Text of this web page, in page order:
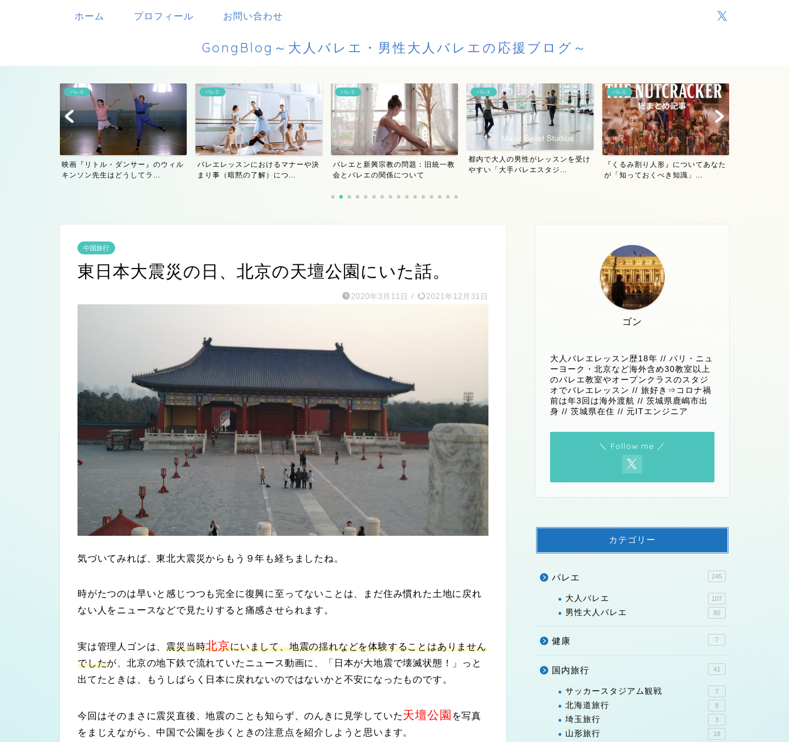
ホーム プロフィール お問い合わせ
GongBlog～大人バレエ・男性大人バレエの応援ブログ～
バレエ
バレエレッスンにおけるマナーや決
まり事（暗黙の了解）につ...
バレエ
バレエと新興宗教の問題：旧統一教
会とバレエの関係について
バレエ
都内で大人の男性がレッスンを受け
やすい「大手バレエスタジ...
バレエ
『くるみ割り人形』についてあなた
が「知っておくべき知識」...
バレエ
「アラビアの踊り」最後のタンバリ
ンの一音：『くるみ割り人...
中国旅行
東日本大震災の日、北京の天壇公園にいた話。
2020年3月11日 / 2021年12月31日
気づいてみれば、東北大震災からもう ９年 も経ちましたね。
時がたつのは早いと感じつつも完全に復興に至ってないことは、まだ住み慣れた土地に戻れ
ない人をニュースなどで見たりすると痛感させられます。
実は管理人ゴンは、震災当時北京にいまして、地震の揺れなどを体験することはありません
でしたが、北京の地下鉄で流れていたニュース動画に、「日本が大地震で壊滅状態！」っと
出てたときは、もうしばらく日本に戻れないのではないかと不安になったものです。
今回はそのまさに震災直後、地震のことも知らず、のんきに見学していた天壇公園 を写真
をまじえながら、中国で公園を歩くときの注意点を紹介しようと思います。
ゴン
大人バレエレッスン歴18年 // パリ・ニュ
ーヨーク・北京など海外含め30教室以上
のバレエ教室やオープンクラスのスタジ
オでバレエレッスン // 旅好き⇒コロナ禍
前は年3回は海外渡航 // 茨城県鹿嶋市出
身 // 茨城県在住 // 元ITエンジニア
＼ Follow me ／
カテゴリー
バレエ 245
大人バレエ 107
男性大人バレエ 80
健康 7
国内旅行 41
サッカースタジアム観戦 7
北海道旅行 8
埼玉旅行 3
山形旅行 18